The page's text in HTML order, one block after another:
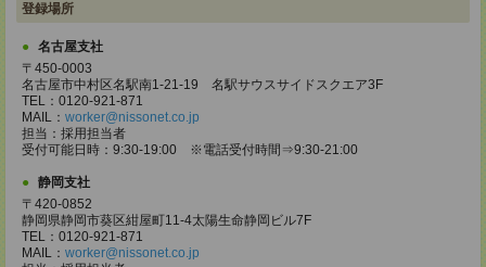
登録場所
名古屋支社
〒450-0003
名古屋市中村区名駅南1-21-19 名駅サウスサイドスクエア3F
TEL：0120-921-871
MAIL： worker@nissonet.co.jp
担当：採用担当者
受付可能日時：9:30-19:00 ※電話受付時間⇒9:30-21:00
静岡支社
〒420-0852
静岡県静岡市葵区紺屋町11-4太陽生命静岡ビル7F
TEL：0120-921-871
MAIL： worker@nissonet.co.jp